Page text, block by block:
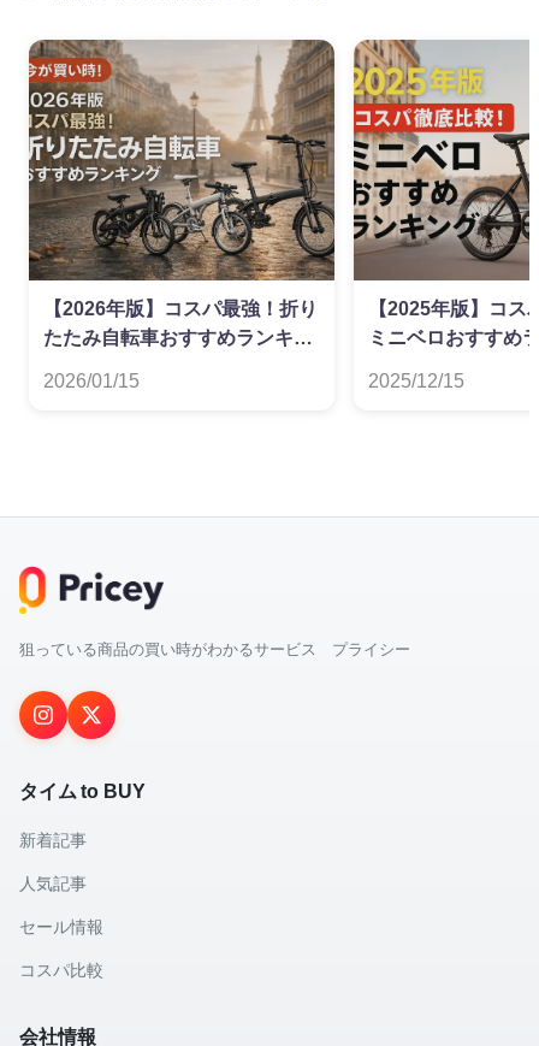
【2026年版】コスパ最強！折り
たたみ自転車おすすめランキン
2026/01/15
【2025年版】コス
ミニベロおすすめ
2025/12/15
狙っている商品の買い時がわかるサービス プライシー
タイム to BUY
新着記事
人気記事
セール情報
コスパ比較
会社情報